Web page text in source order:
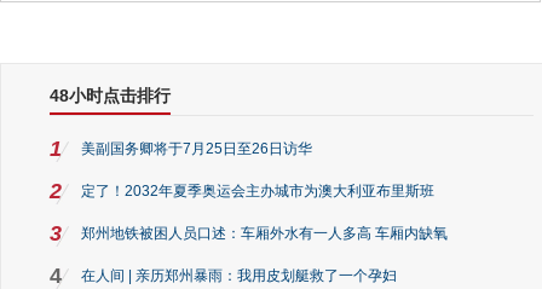
48小时点击排行
1 美副国务卿将于7月25日至26日访华
2 定了！2032年夏季奥运会主办城市为澳大利亚布里斯班
3 郑州地铁被困人员口述：车厢外水有一人多高 车厢内缺氧
4 在人间 | 亲历郑州暴雨：我用皮划艇救了一个孕妇